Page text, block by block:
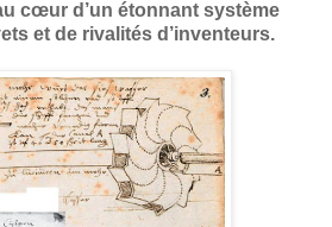
cœur d’un étonnant système
et de rivalités d’inventeurs.